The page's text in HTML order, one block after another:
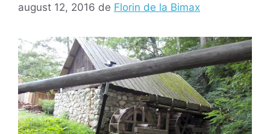
august 12, 2016 de Florin de la Bimax